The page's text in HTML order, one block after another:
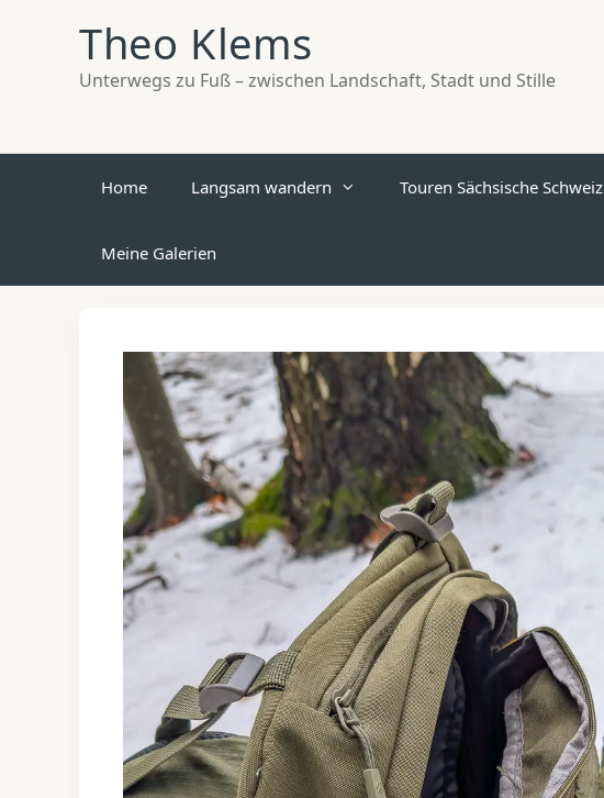
Theo Klems
Unterwegs zu Fuß – zwischen Landschaft, Stadt und Stille
Home Langsam wandern Touren Sächsische Schweiz
Meine Galerien